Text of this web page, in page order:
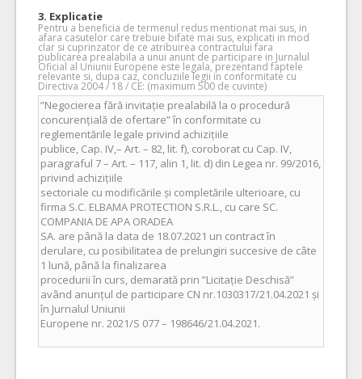
3. Explicatie
Pentru a beneficia de termenul redus mentionat mai sus, in
afara casutelor care trebuie bifate mai sus, explicati in mod
clar si cuprinzator de ce atribuirea contractului fara
publicarea prealabila a unui anunt de participare in Jurnalul
Oficial al Uniunii Europene este legala, prezentand faptele
relevante si, dupa caz, concluziile legii in conformitate cu
Directiva 2004 / 18 / CE: (maximum 500 de cuvinte)